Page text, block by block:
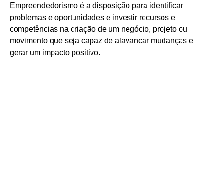
Empreendedorismo é a disposição para identificar
problemas e oportunidades e investir recursos e
competências na criação de um negócio, projeto ou
movimento que seja capaz de alavancar mudanças e
gerar um impacto positivo.